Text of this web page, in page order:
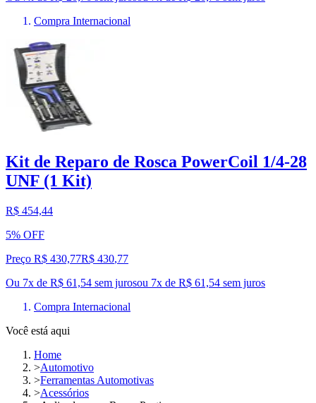
Compra Internacional
Kit de Reparo de Rosca PowerCoil 1/4-28
UNF (1 Kit)
R$ 454,44
5% OFF
Preço R$ 430,77R$ 430,77
Ou 7x de R$ 61,54 sem jurosou 7x de R$ 61,54 sem juros
Compra Internacional
Você está aqui
Home
>Automotivo
>Ferramentas Automotivas
>Acessórios